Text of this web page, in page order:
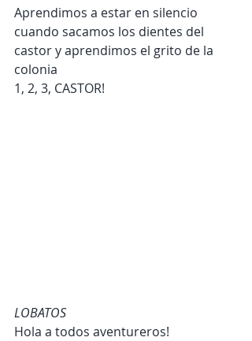
Aprendimos a estar en silencio
cuando sacamos los dientes del
castor y aprendimos el grito de la
colonia
1, 2, 3, CASTOR!
LOBATOS
Hola a todos aventureros!